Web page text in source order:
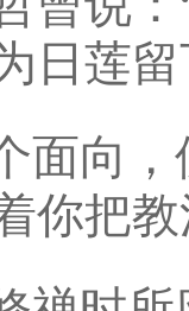
日莲
面向
你把